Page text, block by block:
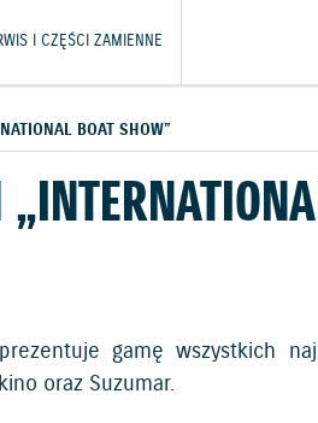
I CZĘŚCI ZAMIENNE
BOAT SHOW”
gamę wszystkich
oraz Suzumar.